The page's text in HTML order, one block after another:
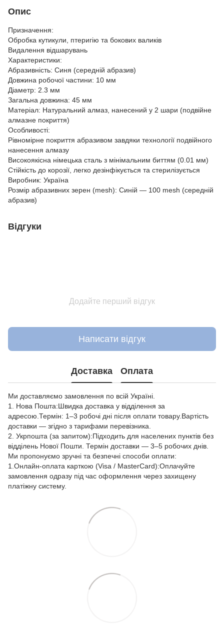
Опис
Призначення:
Обробка кутикули, птеригію та бокових валиків
Видалення відшарувань
Характеристики:
Абразивність: Синя (середній абразив)
Довжина робочої частини: 10 мм
Діаметр: 2.3 мм
Загальна довжина: 45 мм
Матеріал: Натуральний алмаз, нанесений у 2 шари (подвійне
алмазне покриття)
Особливості:
Рівномірне покриття абразивом завдяки технології подвійного
нанесення алмазу
Високоякісна німецька сталь з мінімальним биттям (0.01 мм)
Стійкість до корозії, легко дезінфікується та стерилізується
Виробник: Україна
Розмір абразивних зерен (mesh): Синій — 100 mesh (середній
абразив)
Відгуки
Додайте перший відгук
Написати відгук
Доставка Оплата
Ми доставляємо замовлення по всій Україні.
1. Нова Пошта:Швидка доставка у відділення за
адресою.Термін: 1–3 робочі дні після оплати товару.Вартість
доставки — згідно з тарифами перевізника.
2. Укрпошта (за запитом):Підходить для населених пунктів без
відділень Нової Пошти. Термін доставки — 3–5 робочих днів.
Ми пропонуємо зручні та безпечні способи оплати:
1.Онлайн-оплата карткою (Visa / MasterCard):Оплачуйте
замовлення одразу під час оформлення через захищену
платіжну систему.